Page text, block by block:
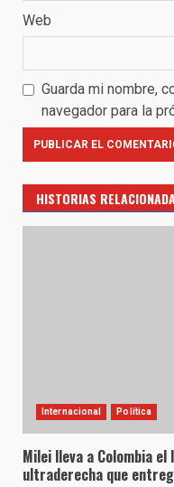
Web
Guarda mi nombre,
navegador para la
HISTORIAS
Internacional Política
Milei lleva a Colombia
ultraderecha que